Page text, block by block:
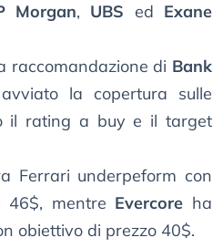
Morgan, UBS ed Exane
raccomandazione di Bank
la copertura sulle
il rating a buy e il target
Ferrari underpeform con
46$, mentre Evercore ha
obiettivo di prezzo 40$.